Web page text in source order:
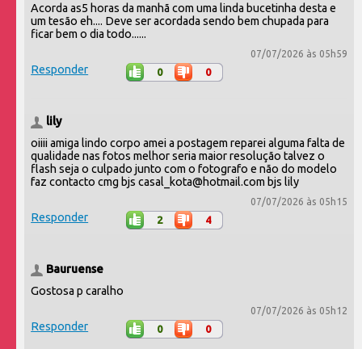
Acorda as5 horas da manhã com uma linda bucetinha desta e
um tesão eh.... Deve ser acordada sendo bem chupada para
ficar bem o dia todo......
07/07/2026 às 05h59
Responder 0 0
lily
oiiii amiga lindo corpo amei a postagem reparei alguma falta de
qualidade nas fotos melhor seria maior resolução talvez o
flash seja o culpado junto com o fotografo e não do modelo
faz contacto cmg bjs casal_kota@hotmail.com bjs lily
07/07/2026 às 05h15
Responder 2 4
Bauruense
Gostosa p caralho
07/07/2026 às 05h12
Responder 0 0